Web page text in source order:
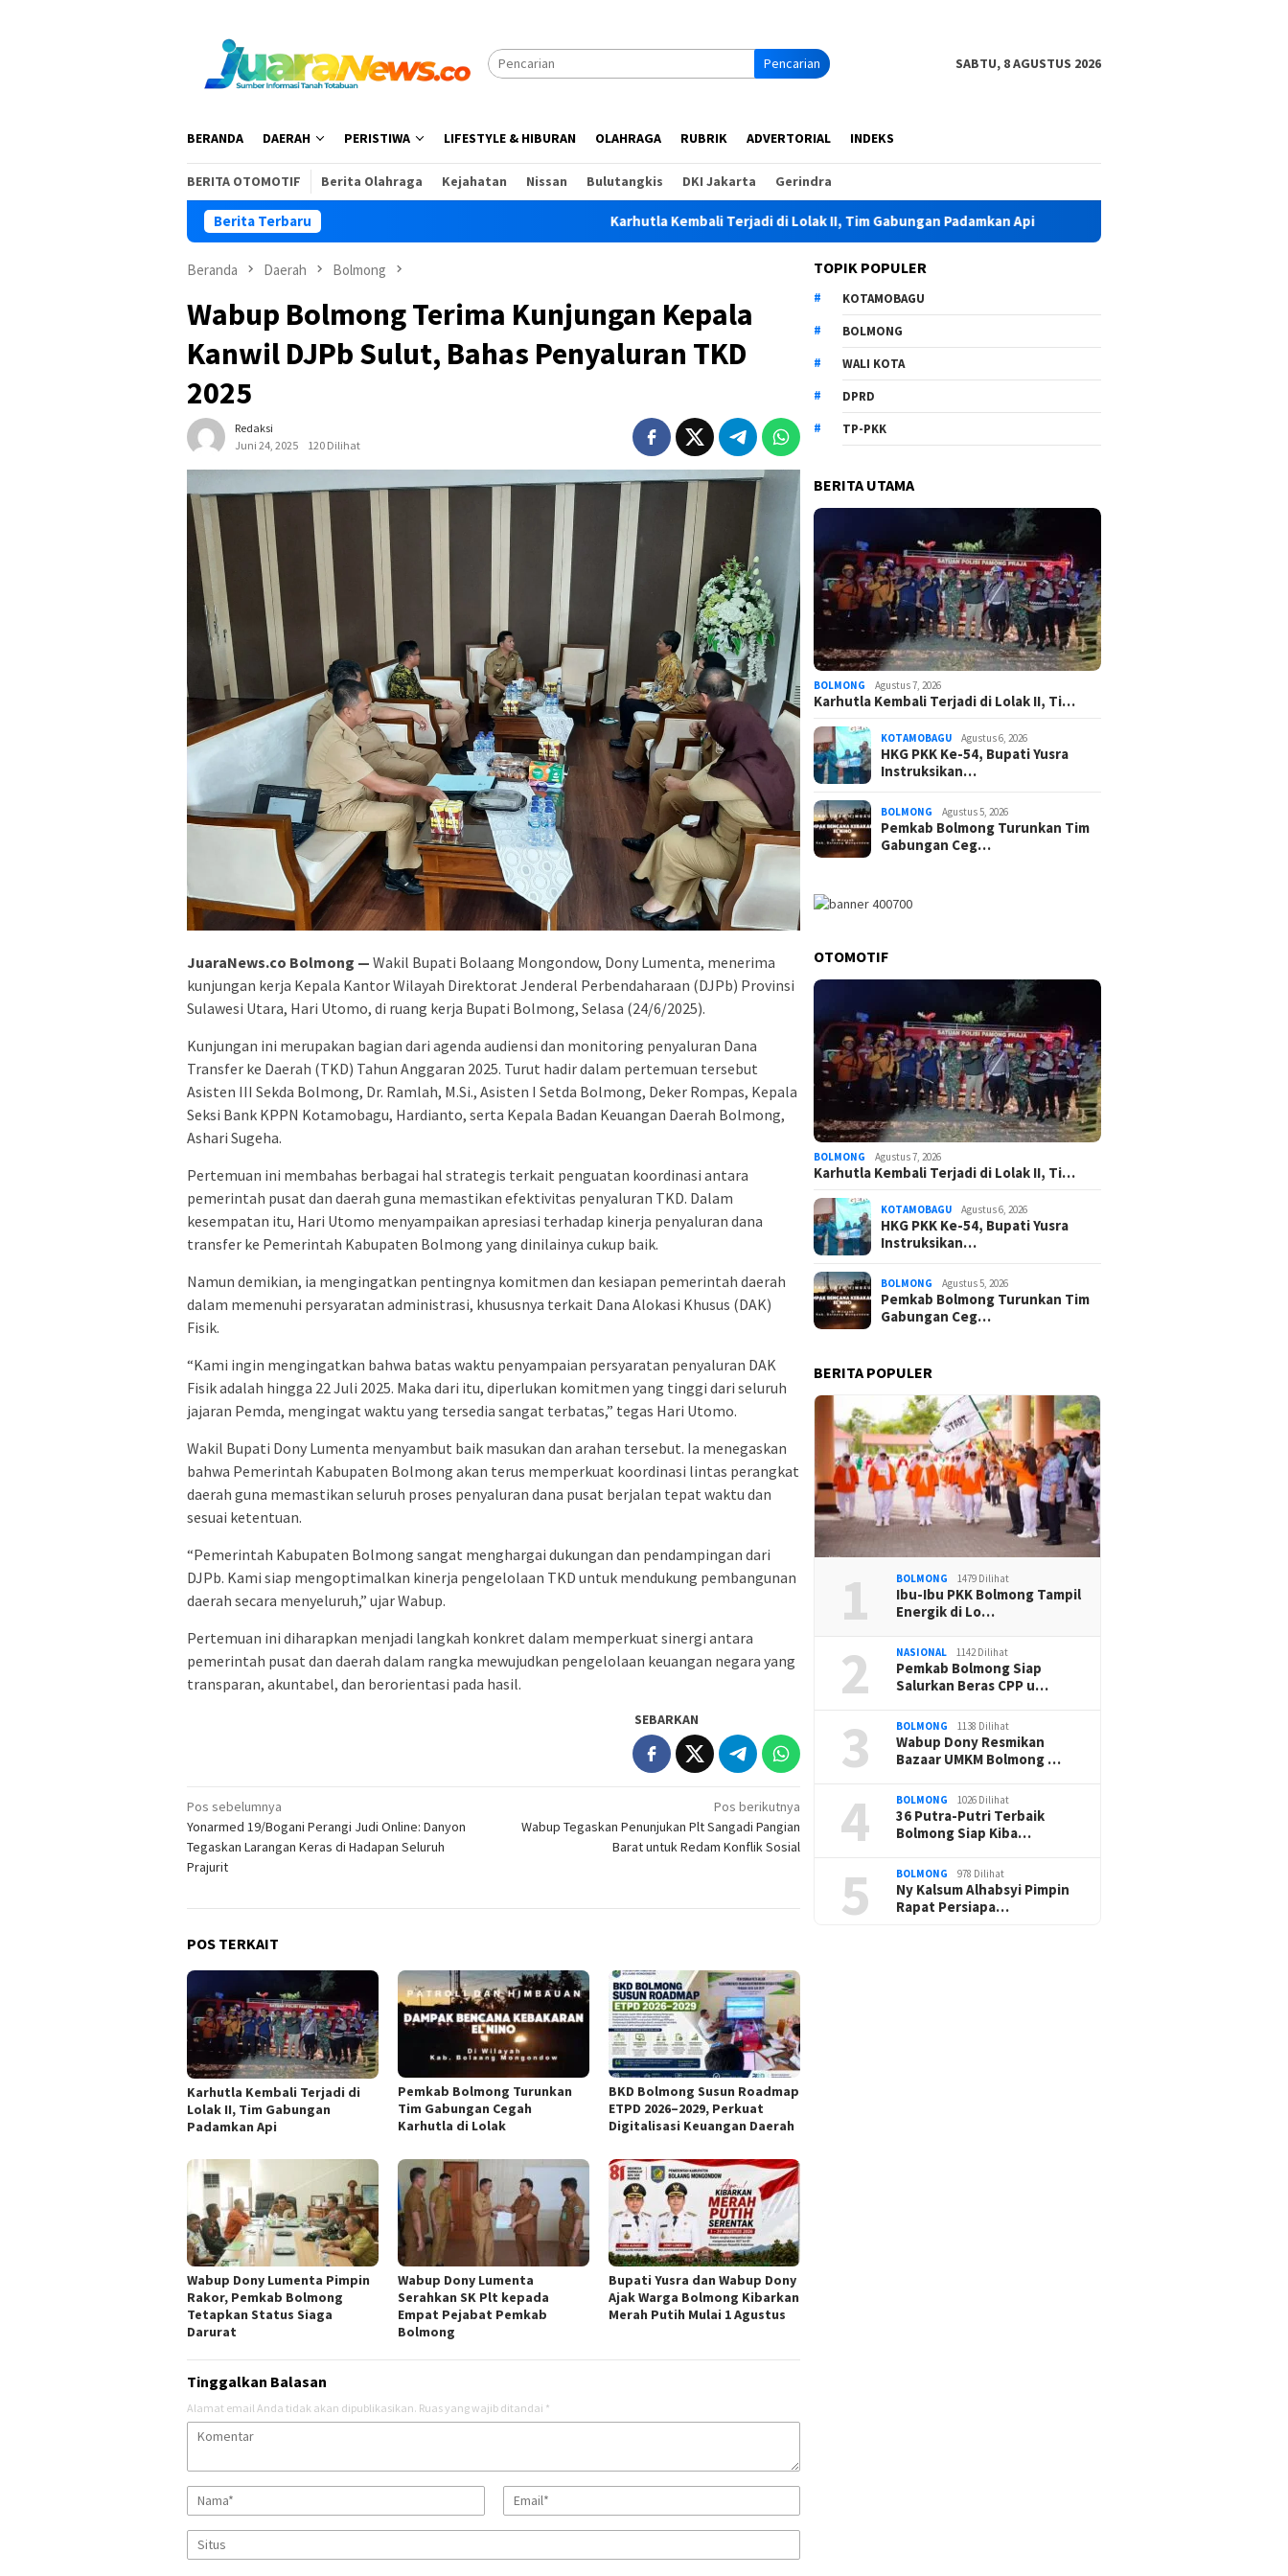
Pencarian SABTU, 8 AGUSTUS 2026
BERANDA DAERAH PERISTIWA LIFESTYLE & HIBURAN OLAHRAGA RUBRIK ADVERTORIAL INDEKS
BERITA OTOMOTIF Berita Olahraga Kejahatan Nissan Bulutangkis DKI Jakarta Gerindra
Berita Terbaru Karhutla Kembali Terjadi di Lolak II, Tim Gabungan Padamkan Api HKG PKK Ke-54, Bupati Yusra Instruksikan
Beranda Daerah Bolmong
Wabup Bolmong Terima Kunjungan Kepala
Kanwil DJPb Sulut, Bahas Penyaluran TKD
2025
Redaksi
Juni 24, 2025
120 Dilihat
JuaraNews.co Bolmong — Wakil Bupati Bolaang Mongondow, Dony Lumenta, menerima
kunjungan kerja Kepala Kantor Wilayah Direktorat Jenderal Perbendaharaan (DJPb) Provinsi
Sulawesi Utara, Hari Utomo, di ruang kerja Bupati Bolmong, Selasa (24/6/2025).
Kunjungan ini merupakan bagian dari agenda audiensi dan monitoring penyaluran Dana
Transfer ke Daerah (TKD) Tahun Anggaran 2025. Turut hadir dalam pertemuan tersebut
Asisten III Sekda Bolmong, Dr. Ramlah, M.Si., Asisten I Setda Bolmong, Deker Rompas, Kepala
Seksi Bank KPPN Kotamobagu, Hardianto, serta Kepala Badan Keuangan Daerah Bolmong,
Ashari Sugeha.
Pertemuan ini membahas berbagai hal strategis terkait penguatan koordinasi antara
pemerintah pusat dan daerah guna memastikan efektivitas penyaluran TKD. Dalam
kesempatan itu, Hari Utomo menyampaikan apresiasi terhadap kinerja penyaluran dana
transfer ke Pemerintah Kabupaten Bolmong yang dinilainya cukup baik.
Namun demikian, ia mengingatkan pentingnya komitmen dan kesiapan pemerintah daerah
dalam memenuhi persyaratan administrasi, khususnya terkait Dana Alokasi Khusus (DAK)
Fisik.
“Kami ingin mengingatkan bahwa batas waktu penyampaian persyaratan penyaluran DAK
Fisik adalah hingga 22 Juli 2025. Maka dari itu, diperlukan komitmen yang tinggi dari seluruh
jajaran Pemda, mengingat waktu yang tersedia sangat terbatas,” tegas Hari Utomo.
Wakil Bupati Dony Lumenta menyambut baik masukan dan arahan tersebut. Ia menegaskan
bahwa Pemerintah Kabupaten Bolmong akan terus memperkuat koordinasi lintas perangkat
daerah guna memastikan seluruh proses penyaluran dana pusat berjalan tepat waktu dan
sesuai ketentuan.
“Pemerintah Kabupaten Bolmong sangat menghargai dukungan dan pendampingan dari
DJPb. Kami siap mengoptimalkan kinerja pengelolaan TKD untuk mendukung pembangunan
daerah secara menyeluruh,” ujar Wabup.
Pertemuan ini diharapkan menjadi langkah konkret dalam memperkuat sinergi antara
pemerintah pusat dan daerah dalam rangka mewujudkan pengelolaan keuangan negara yang
transparan, akuntabel, dan berorientasi pada hasil.
SEBARKAN
Navigasi
pos
Pos sebelumnya
Yonarmed 19/Bogani Perangi Judi Online: Danyon
Tegaskan Larangan Keras di Hadapan Seluruh
Prajurit
Pos berikutnya
Wabup Tegaskan Penunjukan Plt Sangadi Pangian
Barat untuk Redam Konflik Sosial
POS TERKAIT
Karhutla Kembali Terjadi di
Lolak II, Tim Gabungan
Padamkan Api
Pemkab Bolmong Turunkan
Tim Gabungan Cegah
Karhutla di Lolak
BKD Bolmong Susun Roadmap
ETPD 2026–2029, Perkuat
Digitalisasi Keuangan Daerah
Wabup Dony Lumenta Pimpin
Rakor, Pemkab Bolmong
Tetapkan Status Siaga
Darurat
Wabup Dony Lumenta
Serahkan SK Plt kepada
Empat Pejabat Pemkab
Bolmong
Bupati Yusra dan Wabup Dony
Ajak Warga Bolmong Kibarkan
Merah Putih Mulai 1 Agustus
Tinggalkan Balasan
Alamat email Anda tidak akan dipublikasikan. Ruas yang wajib ditandai *
TOPIK POPULER
KOTAMOBAGU
BOLMONG
WALI KOTA
DPRD
TP-PKK
BERITA UTAMA
BOLMONG Agustus 7, 2026
Karhutla Kembali Terjadi di Lolak II, Ti…
KOTAMOBAGU Agustus 6, 2026
HKG PKK Ke-54, Bupati Yusra
Instruksikan…
BOLMONG Agustus 5, 2026
Pemkab Bolmong Turunkan Tim
Gabungan Ceg…
OTOMOTIF
BOLMONG Agustus 7, 2026
Karhutla Kembali Terjadi di Lolak II, Ti…
KOTAMOBAGU Agustus 6, 2026
HKG PKK Ke-54, Bupati Yusra
Instruksikan…
BOLMONG Agustus 5, 2026
Pemkab Bolmong Turunkan Tim
Gabungan Ceg…
BERITA POPULER
1 BOLMONG 1479 Dilihat
Ibu-Ibu PKK Bolmong Tampil
Energik di Lo…
2 NASIONAL 1142 Dilihat
Pemkab Bolmong Siap
Salurkan Beras CPP u…
3 BOLMONG 1138 Dilihat
Wabup Dony Resmikan
Bazaar UMKM Bolmong …
4 BOLMONG 1026 Dilihat
36 Putra-Putri Terbaik
Bolmong Siap Kiba…
5 BOLMONG 978 Dilihat
Ny Kalsum Alhabsyi Pimpin
Rapat Persiapa…